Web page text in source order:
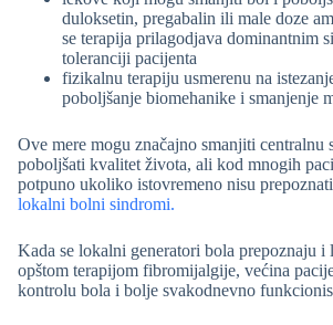
duloksetin, pregabalin ili male doze
se terapija prilagodjava dominantnim
toleranciji pacijenta
fizikalnu terapiju usmerenu na
poboljšanje biomehanike i smanjenje
Ove mere mogu značajno smanjiti centralnu
poboljšati kvalitet života, ali kod mnogih
potpuno ukoliko istovremeno nisu
lokalni bolni sindromi.
Kada se lokalni generatori bola prepoznaju i
opštom terapijom fibromijalgije, većina
kontrolu bola i bolje svakodnevno